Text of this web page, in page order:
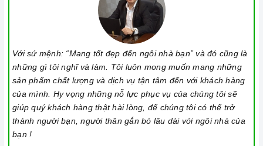
Lưu ý chỉ nên thực hiện việc này khibếp
thời gian nấu nướng để đảm bảo an toàn.
Khi không sử dụng, nên cất giữ cẩn thận và bảo quản mặt
bếp để tránh làm trầy xước, ảnh hưởng đến cảm ứng bếp..
Thường xuyên lau chùi bếp và giữ vệ sinh sạch sẽ để đảm
bảo tuổi thọ của bếp.
3. Tại sao nên chọn mua sản phẩm tại Home Best?
Cam kết hàng chính hãng:
Với sứ mệnh: “Mang tốt đẹp đến ngôi nhà bạn” và đó cũng là
những gì tôi nghĩ và làm. Tôi luôn mong muốn mang những
sản phẩm chất lượng và dịch vụ tận tâm đến với khách hàng
của mình. Hy vọng những nỗ lực phục vụ của chúng tôi sẽ
giúp quý khách hàng thật hài lòng, để chúng tôi có thể trở
thành người bạn, người thân gắn bó lâu dài với ngôi nhà của
bạn !